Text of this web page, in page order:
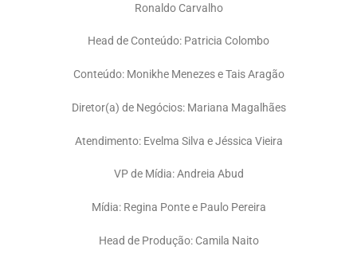
Ronaldo Carvalho
Head de Conteúdo: Patricia Colombo
Conteúdo: Monikhe Menezes e Tais Aragão
Diretor(a) de Negócios: Mariana Magalhães
Atendimento: Evelma Silva e Jéssica Vieira
VP de Mídia: Andreia Abud
Mídia: Regina Ponte e Paulo Pereira
Head de Produção: Camila Naito